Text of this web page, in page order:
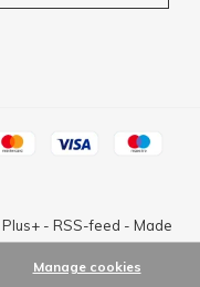
Plus+- RSS-feed - Made
Manage cookies